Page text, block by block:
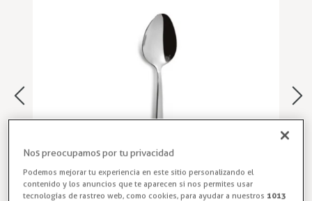
Nos preocupamos por tu privacidad
Podemos mejorar tu experiencia en este sitio personalizando el
contenido y los anuncios que te aparecen si nos permites usar
tecnologías de rastreo web, como cookies, para ayudar a nuestros 1013